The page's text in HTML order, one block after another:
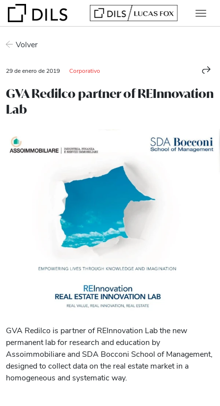
Volver
29 de enero de 2019 Corporativo
GVA Redilco partner of REInnovation
Lab
GVA Redilco is partner ofREInnovation Lab the new
permanent lab for research and education by
Assoimmobiliare and SDA Bocconi School of Management,
designed to collect data on the real estate market in a
homogeneous and systematic way.